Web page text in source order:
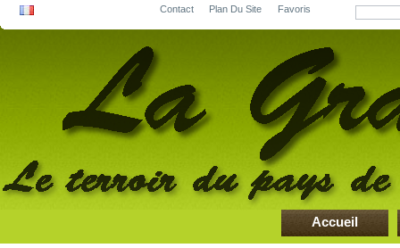
Contact Plan Du Site Favoris
Accueil